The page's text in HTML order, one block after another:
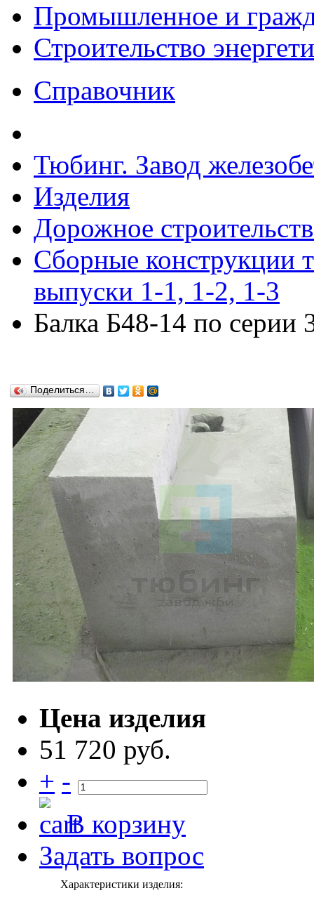
Промышленное и
Строительство
Справочник
Тюбинг. Завод
Изделия
Дорожное
Сборные конструкции
выпуски 1-1, 1-2, 1-3
Балка Б48-14 по серии
Поделиться…
Цена изделия
51 720 руб.
+ -
В корзину
Задать вопрос
Характеристики изделия: